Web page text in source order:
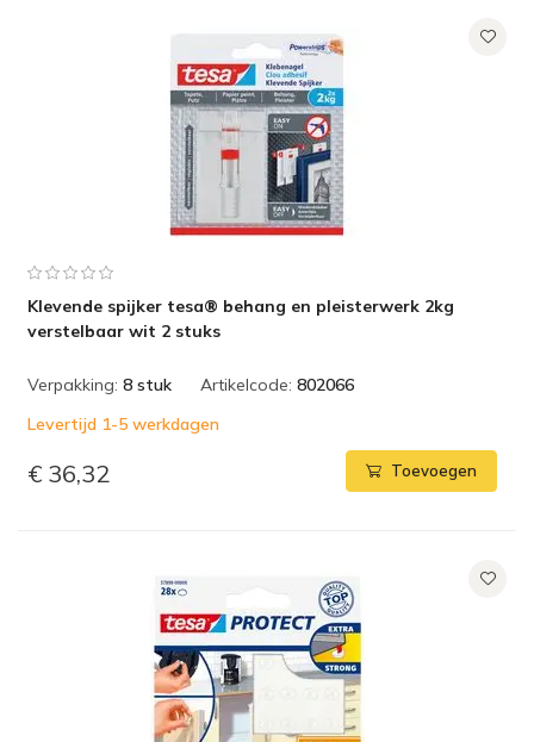
Klevende spijker tesa® behang en pleisterwerk 2kg
verstelbaar wit 2 stuks
Verpakking: 8 stuk Artikelcode: 802066
Levertijd 1-5 werkdagen
€ 36,32 Toevoegen